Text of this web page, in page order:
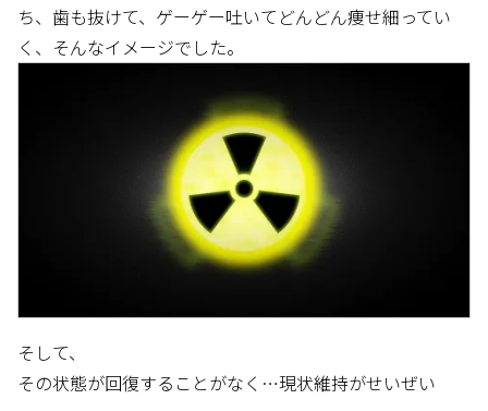
ち、歯も抜けて、ゲーゲー吐いてどんどん痩せ細ってい
く、そんなイメージでした。
そして、
その状態が回復することがなく…現状維持がせいぜい